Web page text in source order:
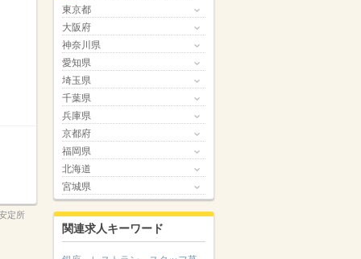
定所
東京都
大阪府
神奈川県
愛知県
埼玉県
千葉県
兵庫県
京都府
福岡県
北海道
宮城県
関連求人キーワード